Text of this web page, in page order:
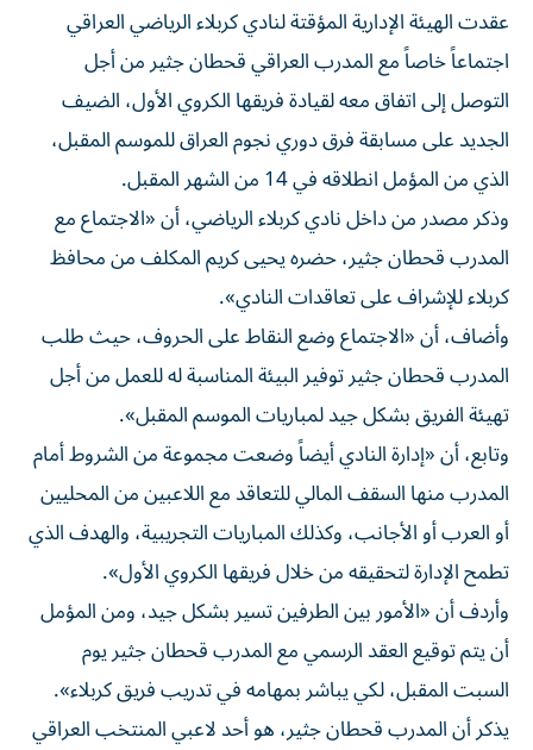
عقدت الهيئة الإدارية المؤقتة لنادي كربلاء الرياضي العراقي
اجتماعاً خاصاً مع المدرب العراقي قحطان جثير من أجل
التوصل إلى اتفاق معه لقيادة فريقها الكروي الأول، الضيف
الجديد على مسابقة فرق دوري نجوم العراق للموسم المقبل،
الذي من المؤمل انطلاقه في 14 من الشهر المقبل.
وذكر مصدر من داخل نادي كربلاء الرياضي، أن «الاجتماع مع
المدرب قحطان جثير، حضره يحيى كريم المكلف من محافظ
كربلاء للإشراف على تعاقدات النادي».
وأضاف، أن «الاجتماع وضع النقاط على الحروف، حيث طلب
المدرب قحطان جثير توفير البيئة المناسبة له للعمل من أجل
تهيئة الفريق بشكل جيد لمباريات الموسم المقبل».
وتابع، أن «إدارة النادي أيضاً وضعت مجموعة من الشروط أمام
المدرب منها السقف المالي للتعاقد مع اللاعبين من المحليين
أو العرب أو الأجانب، وكذلك المباريات التجريبية، والهدف الذي
تطمح الإدارة لتحقيقه من خلال فريقها الكروي الأول».
وأردف أن «الأمور بين الطرفين تسير بشكل جيد، ومن المؤمل
أن يتم توقيع العقد الرسمي مع المدرب قحطان جثير يوم
السبت المقبل، لكي يباشر بمهامه في تدريب فريق كربلاء».
يذكر أن المدرب قحطان جثير، هو أحد لاعبي المنتخب العراقي